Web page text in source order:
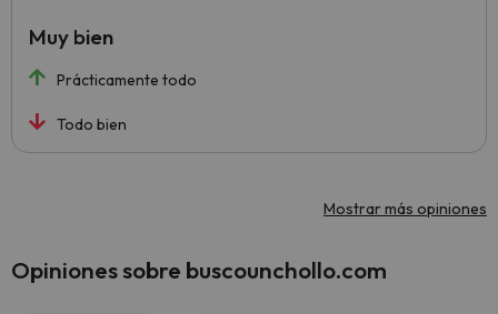
Prácticamente todo
Todo bien
Muy bien
Mostrar más opiniones
Opiniones sobre buscounchollo.com